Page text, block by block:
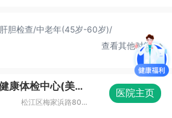
肝胆检查/中老年(45岁-60岁)/
查看其他时间
上海美年大健康体检中心(美涛分院)
松江区梅家浜路800弄双高广场2-9号
医院主页